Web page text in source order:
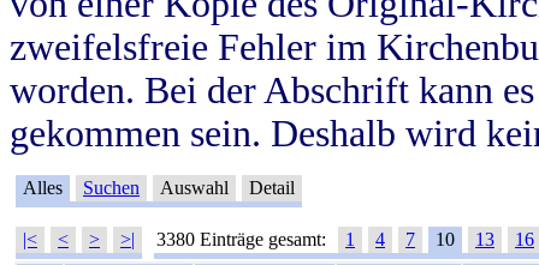
zweifelsfreie Fehler im
worden. Bei der Abschrift kann
gekommen sein. Deshalb wird
Alles Suchen Auswahl Detail
|< < > >| 3380 Einträge gesamt: 1 4 7 10 13
16